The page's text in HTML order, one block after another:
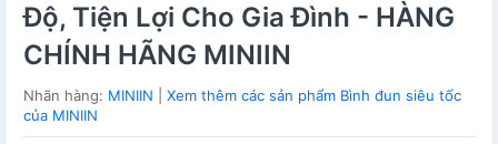
Độ, Tiện Lợi Cho Gia Đình - HÀNG
CHÍNH HÃNG MINIIN
Nhãn hàng: MINIIN
Xem thêm các sản phẩm Bình đun siêu tốc
của MINIIN